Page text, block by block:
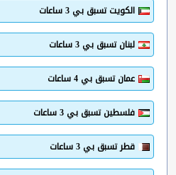
الكويت تسبق بي 3 ساعات
لبنان تسبق بي 3 ساعات
عمان تسبق بي 4 ساعات
فلسطين تسبق بي 3 ساعات
قطر تسبق بي 3 ساعات